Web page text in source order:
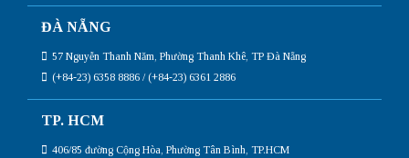
ĐÀ NẴNG
57 Nguyễn Thanh Năm, Phường Thanh Khê, TP Đà Nẵng
(+84-23) 6358 8886 / (+84-23) 6361 2886
TP. HCM
406/85 đường Cộng Hòa, Phường Tân Bình, TP.HCM